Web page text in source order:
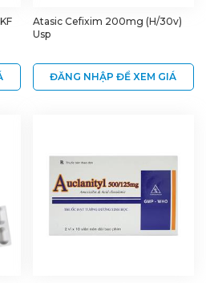
Atasic Cefixim 200mg (H/30v)
Usp
ĐĂNG NHẬP ĐỂ XEM GIÁ